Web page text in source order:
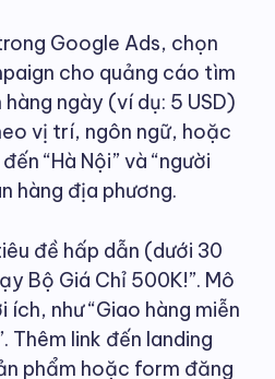
Google Ads, chọn
cho quảng cáo tìm
ngày (ví dụ: 5 USD)
vị trí, ngôn ngữ, hoặc
“Hà Nội” và “người
hàng địa phương.
đề hấp dẫn (dưới 30
Bộ Giá Chỉ 500K!”. Mô
như “Giao hàng miễn
Thêm link đến landing
phẩm hoặc form đăng